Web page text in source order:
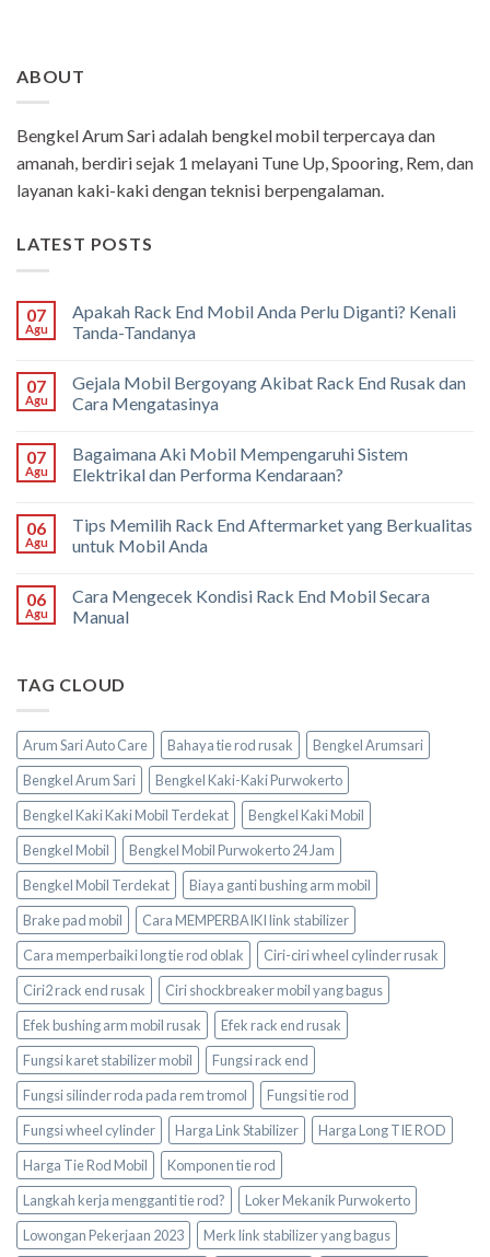
ABOUT
Bengkel Arum Sari adalah bengkel mobil terpercaya dan
amanah, berdiri sejak 1 melayani Tune Up, Spooring, Rem, dan
layanan kaki-kaki dengan teknisi berpengalaman.
LATEST POSTS
07
Agu
Apakah Rack End Mobil Anda Perlu Diganti? Kenali
Tanda-Tandanya
07
Agu
Gejala Mobil Bergoyang Akibat Rack End Rusak dan
Cara Mengatasinya
07
Agu
Bagaimana Aki Mobil Mempengaruhi Sistem
Elektrikal dan Performa Kendaraan?
06
Agu
Tips Memilih Rack End Aftermarket yang Berkualitas
untuk Mobil Anda
06
Agu
Cara Mengecek Kondisi Rack End Mobil Secara
Manual
TAG CLOUD
Arum Sari Auto Care Bahaya tie rod rusak
Bengkel Arumsari
Bengkel Arum Sari
Bengkel Kaki-Kaki Purwokerto
Bengkel Kaki Kaki Mobil Terdekat
Bengkel Kaki Mobil
Bengkel Mobil
Bengkel Mobil Purwokerto 24 Jam
Bengkel Mobil Terdekat
Biaya ganti bushing arm mobil
Brake pad mobil
Cara MEMPERBAIKI link stabilizer
Cara memperbaiki long tie rod oblak
Ciri-ciri wheel cylinder rusak
Ciri2 rack end rusak
Ciri shockbreaker mobil yang bagus
Efek bushing arm mobil rusak
Efek rack end rusak
Fungsi karet stabilizer mobil
Fungsi rack end
Fungsi silinder roda pada rem tromol
Fungsi tie rod
Fungsi wheel cylinder
Harga Link Stabilizer
Harga Long TIE ROD
Harga Tie Rod Mobil
Komponen tie rod
Langkah kerja mengganti tie rod?
Loker Mekanik Purwokerto
Lowongan Pekerjaan 2023
Merk link stabilizer yang bagus